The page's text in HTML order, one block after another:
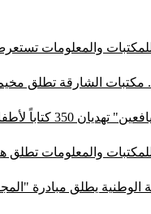
والمعلومات
مكتبات الشارقة تطلق
لأطفال "الإمارات الإنسانية"
والمعلومات تطلق
الوطنية يطلق مبادرة